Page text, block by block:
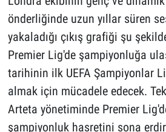
önderliğinde uzun yıllar süren
yakaladığı çıkış grafiği şu
Premier Lig'de şampiyonluğa
tarihinin ilk UEFA Şampiyonlar
almak için mücadele edecek.
Arteta yönetiminde Premier
şampiyonluk hasretini sona